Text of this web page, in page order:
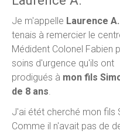
Je m'appelle Laurence A.
tenais à remercier le
Médident Colonel Fabien
soins d'urgence qu'ils ont
prodigués à mon fils
de 8 ans.
J'ai étét cherché mon fils
Comme il n'avait pas de